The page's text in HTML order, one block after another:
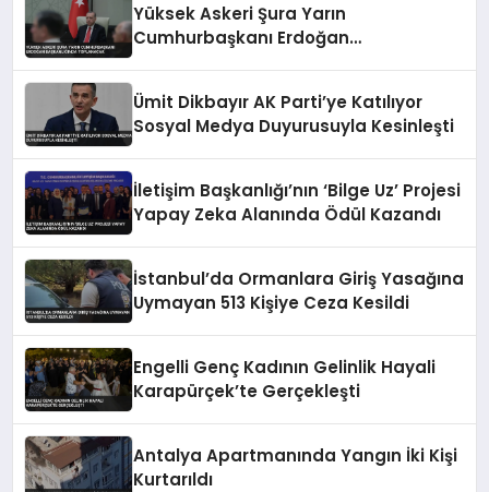
Yüksek Askeri Şura Yarın
Cumhurbaşkanı Erdoğan
Ümit Dikbayır AK Parti’ye Katılıyor
Sosyal Medya Duyurusuyla Kesinleşti
İletişim Başkanlığı’nın ‘Bilge Uz’ Projesi
Yapay Zeka Alanında Ödül Kazandı
İstanbul’da Ormanlara Giriş Yasağına
Uymayan 513 Kişiye Ceza Kesildi
Engelli Genç Kadının Gelinlik Hayali
Karapürçek’te Gerçekleşti
Antalya Apartmanında Yangın İki Kişi
Kurtarıldı